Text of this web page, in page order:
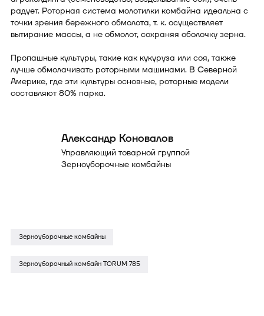
радует. Роторная система молотилки комбайна идеальна с
точки зрения бережного обмолота, т. к. осуществляет
вытирание массы, а не обмолот, сохраняя оболочку зерна.
Пропашные культуры, такие как кукуруза или соя, также
лучше обмолачивать роторными машинами. В Северной
Америке, где эти культуры основные, роторные модели
составляют 80% парка.
Александр Коновалов
Управляющий товарной группой
Зерноуборочные комбайны
Зерноуборочные комбайны
Зерноуборочный комбайн TORUM 785